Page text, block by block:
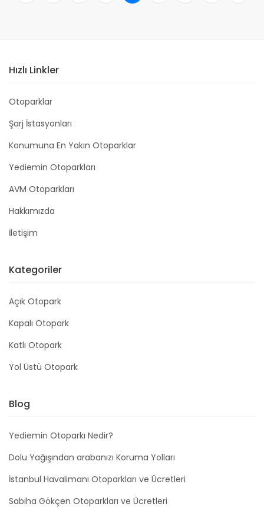
Hızlı Linkler
Otoparklar
Şarj İstasyonları
Konumuna En Yakın Otoparklar
Yediemin Otoparkları
AVM Otoparkları
Hakkımızda
İletişim
Kategoriler
Açık Otopark
Kapalı Otopark
Katlı Otopark
Yol Üstü Otopark
Blog
Yediemin Otoparkı Nedir?
Dolu Yağışından arabanızı Koruma Yolları
İstanbul Havalimanı Otoparkları ve Ücretleri
Sabiha Gökçen Otoparkları ve Ücretleri